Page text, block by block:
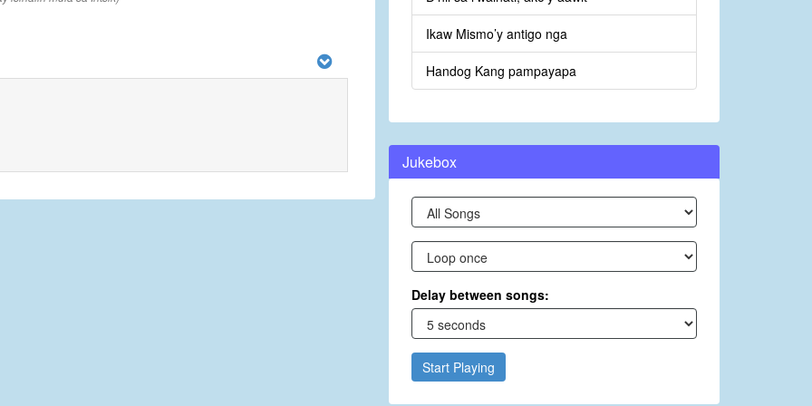
Ikaw Mismo’y antigo nga
Handog Kang pampayapa
Jukebox
Delay between songs:
Start Playing